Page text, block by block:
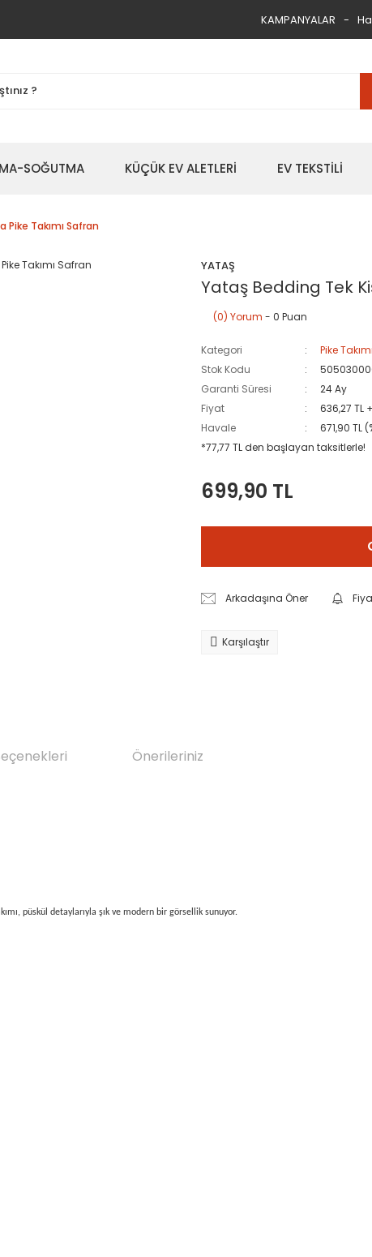
KAMPANYALAR
SOĞUTMA KÜÇÜK EV ALETLERİ EV TEKSTİLİ
Takımı Safran
YATAŞ
Yataş Bedding Tek
(0) Yorum - 0 Puan
Kategori
Pike Takımı
Stok Kodu
Garanti Süresi
24 Ay
Fiyat
636,27 TL
Havale
671,90 TL
*77,77 TL den başlayan taksitlerle!
699,90 TL
Arkadaşına Öner
Karşılaştır
Önerileriniz
püskül detaylarıyla şık ve modern bir görsellik sunuyor.